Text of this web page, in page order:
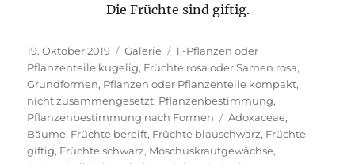
Die Früchte sind giftig.
Veröffentlicht
am
19. Oktober 2019 Format
Galerie Kategorien
1.-Pflanzen oder
Pflanzenteile kugelig, Früchte rosa oder Samen rosa,
Grundformen, Pflanzen oder Pflanzenteile kompakt,
nicht zusammengesetzt, Pflanzenbestimmung,
Pflanzenbestimmung nach Formen
Schlagwörter
Adoxaceae,
Bäume, Früchte bereift, Früchte blauschwarz, Früchte
giftig, Früchte schwarz, Moschuskrautgewächse,